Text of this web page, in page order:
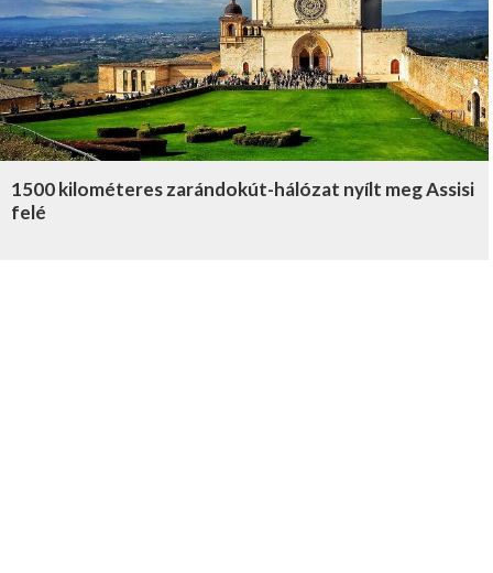
1500 kilométeres zarándokút-hálózat nyílt meg Assisi
felé